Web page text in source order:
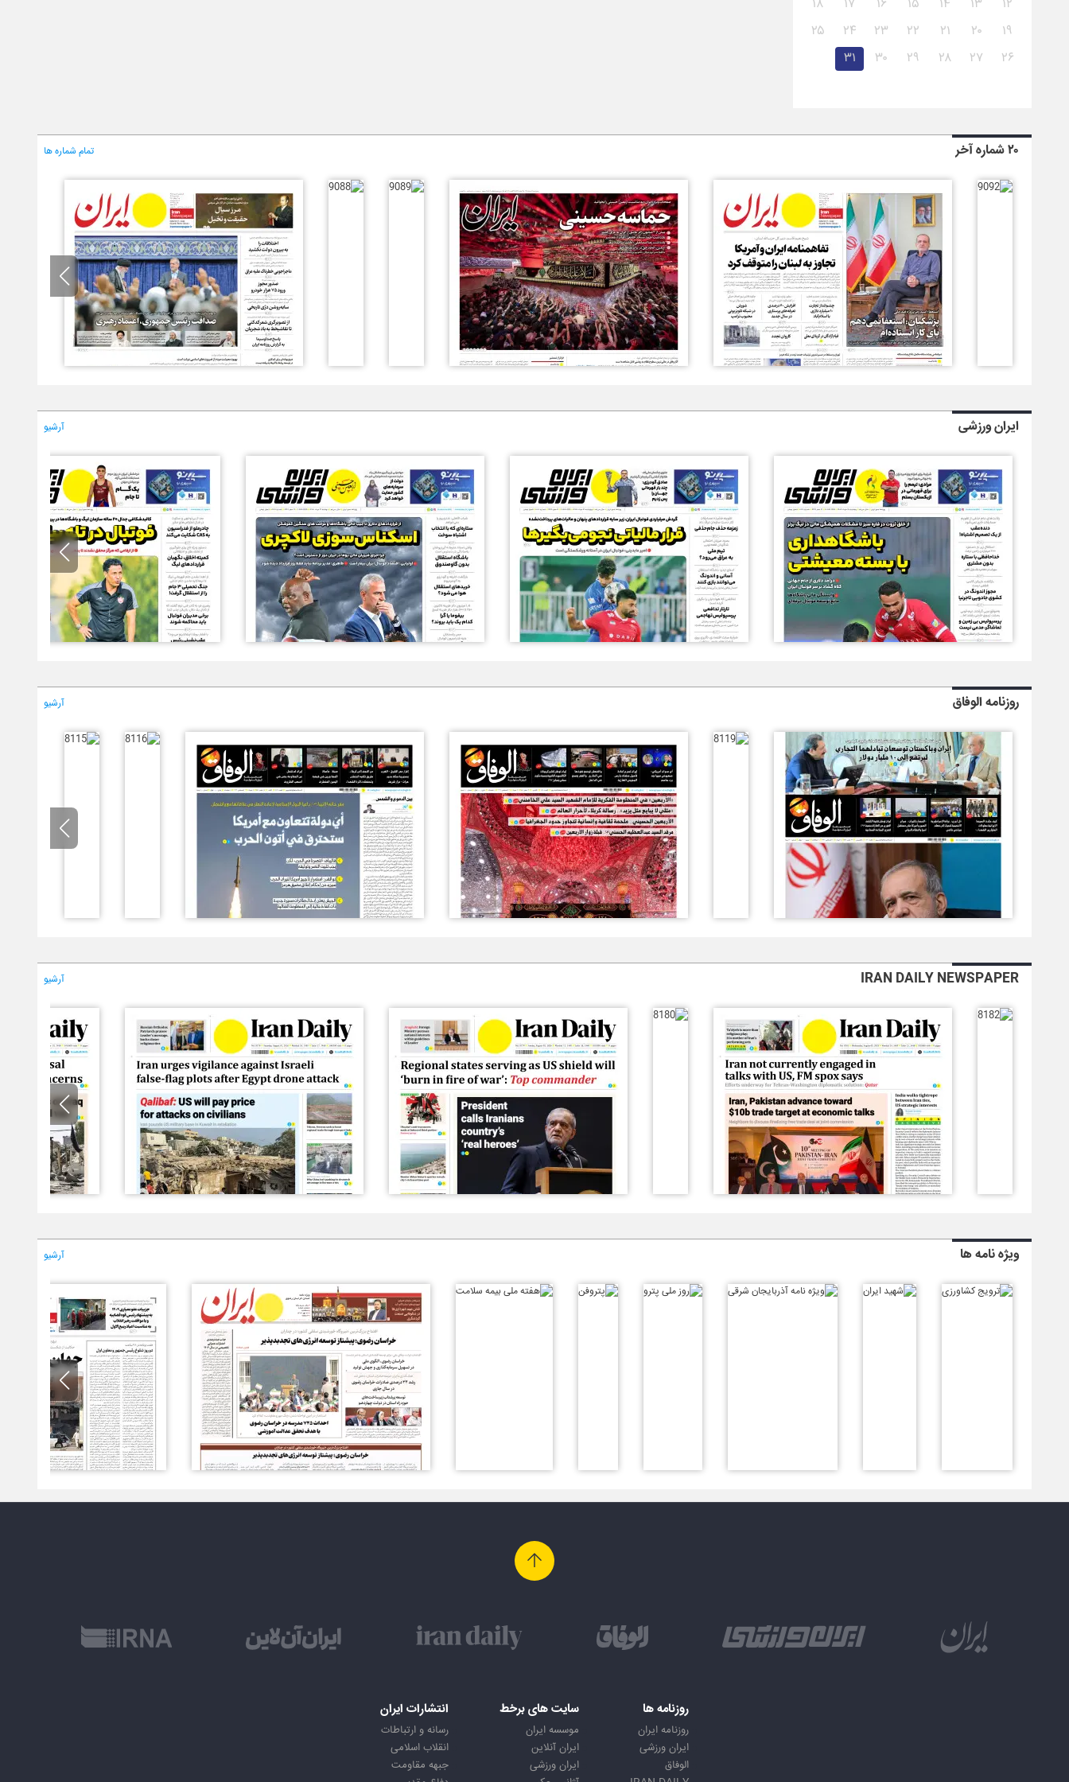
۱۲ ۱۳ ۱۴ ۱۵ ۱۶ ۱۷
۱۸
۱۹
۲۰ ۲۱ ۲۲ ۲۳ ۲۴
۲۵
۲۶
۲۷ ۲۸ ۲۹ ۳۰ ۳۱
۲۰ شماره آخر تمام شماره ها
ایران ورزشی آرشیو
روزنامه الوفاق آرشیو
IRAN DAILY NEWSPAPER آرشیو
ویژه نامه ها آرشیو
روزنامه ها
روزنامه ایران
ایران ورزشی
الوفاق
سایت های برخط
موسسه ایران
ایران آنلاین
ایران ورزشی
انتشارات ایران
رسانه و ارتباطات
انقلاب اسلامی
جبهه مقاومت